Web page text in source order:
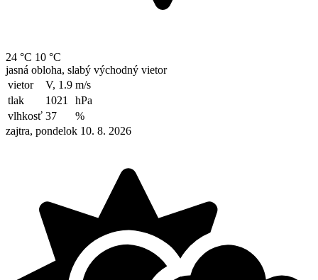
24 °C 10 °C
jasná obloha, slabý východný vietor
vietor
V, 1.9 m/s
tlak
1021
hPa
vlhkosť 37
%
zajtra, pondelok 10. 8. 2026